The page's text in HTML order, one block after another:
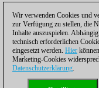
Wir verwenden Cookies und
zur Verfügung zu stellen, die
Inhalte auszuspielen.
technisch erforderlichen
eingesetzt werden. Hier
Marketing-Cookies
Datenschutzerklärung.